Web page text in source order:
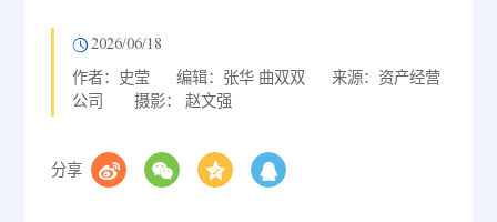
2026/06/18
作者：史莹 编辑：张华 曲双双
来源：资产经营
公司
摄影： 赵文强
分享